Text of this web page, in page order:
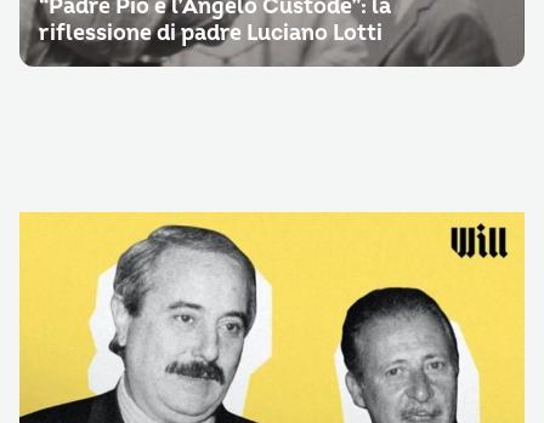
“Padre Pio e l’Angelo Custode”: la
riflessione di padre Luciano Lotti